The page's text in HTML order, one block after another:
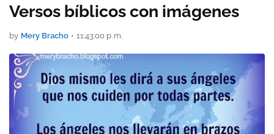
Versos bíblicos con imágenes
by Mery Bracho • 11:43:00 p. m.